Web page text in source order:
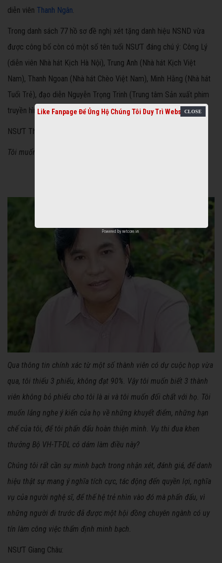
diễn viên Thanh Ngân.
Trong danh sách 77 hồ sơ đề nghị xét tặng danh hiệu NSND vừa
được công bố còn có một số tên tuổi NSƯT đáng chú ý: Công Lý
(diễn viên Nhà hát Kịch Hà Nội), Trung Anh (Nhà hát Kịch Việt
Nam), Thanh Ngoan (Nhà hát Chèo Việt Nam), Minh Hằng (Nhà hát
Tuổi Trẻ), đạo diễn Nguyễn Trọng Trinh (Trung tâm Sản xuất phim
truyền hình Đài Truyền hình Việt Nam)…
NSƯT Thanh Tuấn:
Tôi muốn đối chất
Qua thông tin chính xác từ một số thành viên có dự cuộc họp vừa
qua, tôi thiếu 3 phiếu, không đạt 90%. Vậy tôi muốn biết 3 thành
viên không bỏ phiếu cho tôi là ai và tôi muốn đối chất với họ. Tôi
muốn lắng nghe ý kiến của họ về những khuyết điểm, những hạn
chế của tôi, để tôi phấn đấu hoàn thiện mình. Vụ thi đua khen
thưởng Bộ VH-TT-DL có dám làm điều này?
Chúng tôi rất cần sự minh bạch trong nhận xét, đánh giá, để danh
hiệu thật sự mang ý nghĩa tích cực, tác động đến quyền lợi, nghĩa
vụ của người nghệ sĩ, để thế hệ trẻ nhìn vào đó mà phấn đấu, vì
những người đi trước đã được một hội đồng chuyên ngành có uy
tín làm công việc thẩm định minh bạch.
NSƯT Giang Châu:
Like Fanpage Để Ủng Hộ Chúng Tôi Duy Trì Website
Powered by netcore.vn